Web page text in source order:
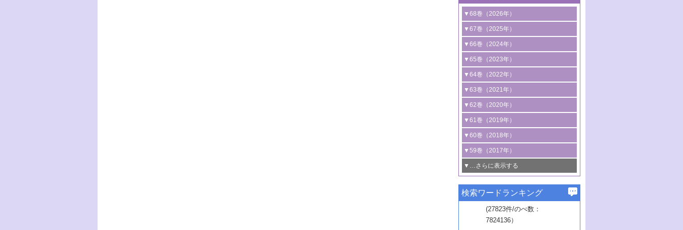
▼68巻（2026年）
1号 過酸化水素合成に関する研究動向
2号 コンピューター技術により加速する
触媒開発
3号 有機分子変換やCO 資源化のための
光触媒に関する最近の研究
B号 第137回触媒討論会（2026年）
▼67巻（2025年）
1号 CO
水素化によるグリーン燃料/グリ
ーンケミカル製造
2号 水素製造のための水分解技術に関す
る最近の研究
3号 オレフィン系樹脂の精密合成に関す
る最新技術
4号 アルコール類の効率的変換を実現す
る非貴金属触媒の研究動向
5号 ゼオライトの合成と応用における研
究動向
6号 ヘテロ接合界面
B号 第135回触媒討論会（2025年）
▼66巻（2024年）
1号 低次元ナノ構造を有する触媒材料
2号 規制反応場を活用した固体触媒研究
の新展開
3号 未踏分子変換を目指した酸化触媒プ
ロセスの最前線
4号 シンクロトロン放射光および中性子
線を利用した触媒解析技術の最先端
5号 単原子触媒
6号 参照触媒委員会からのお知らせ
B号 第133回触媒討論会（2023年）
▼65巻（2023年）
1号 炭素が関わる触媒機能
2号 プラスチックケミカルリサイクルの
ための触媒技術
3号 非酸化物系金属化合物を基盤とした
触媒材料の開発
4号 格子酸素・格子酸素欠陥を利用した
触媒反応
5号 生体触媒によるエネルギー変換反応
6号 窒素とリンの循環のための触媒・機
能性材料
▼64巻（2022年）
1号 合成ガス製造とCOを用いるケミカル
ズ合成の最新動向
2号 化学品合成のための合金触媒開発
3号 CO の排出削減および有効活用のた
めの触媒技術
4号 若手による情報発信企画～とびたて
若き触媒の研究者たち～（1）
若き触媒の研究者たち～（2）
6号 石油のノーブル・ユースを志向した
触媒技術
▼63巻（2021年）
1号 金触媒の新展開
2号 ペロブスカイト
3号 特殊反応場を利用した触媒的分子変
換反応
4号 多孔質材料を用いた触媒の新展開
5号 情報学的手法を用いた触媒開発
6号 カーボンニュートラルに向けた電解
技術
B号 第127回触媒討論会（2021年・オン
ライン開催(Zoom)のみ）
▼62巻（2020年）
1号 触媒設計を拓く欠陥構造のキャラク
タリゼーション
2号 機能化学品製造に資するクリーンな
触媒的酸化反応
3号 水処理のための触媒化学
4号 光触媒を用いた水分解の最新の研究
動向
5号 次世代の触媒プロセスを支えるマイ
▼61巻（2019年）
1号 物質移動制御に着目した触媒プロセ
ス開発
2号 CO2 フリー水素サプライチェーンに
関わる触媒開発動向
3号 精密高分子合成に関する最近の研究
動向
4号 バイオマス化成品製造のための触媒
▼60巻（2018年）
1号 固体酸触媒の最新の研究動向
2号 二酸化炭素からの有用化学品合成
3号 ナノ粒子・クラスター触媒の最前線
4号 60周年記念企画
5号 進化するゼオライト合成技術
6号 非貴金属系触媒における電気化学的
▼59巻（2017年）
1号 いたるところに，触媒
最先端技術
3号 無機分離膜材料の開発と触媒反応プ
ロセスへの適用
▼…さらに表示する
1号 ユニークな構造の高分子を生み出す触
2号 リグニンからの化成品製造に向けた触
▼57巻（2015年）
1号 水素キャリアにかかわる触媒技術の新
▼56巻（2014年）
検索ワードランキング
(27823件/のべ数：
7824136）